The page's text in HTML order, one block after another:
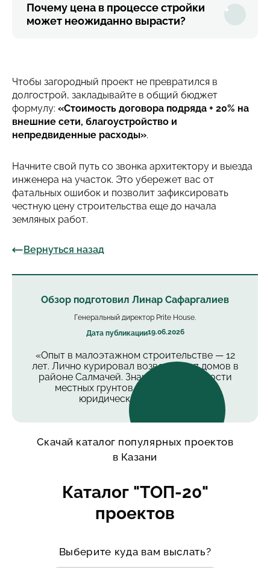
Почему цена в процессе стройки
может неожиданно вырасти?
Чтобы загородный проект не превратился в
долгострой, закладывайте в общий бюджет
формулу: «Стоимость договора подряда + 20% на
внешние сети, благоустройство и
непредвиденные расходы».
Начните свой путь со звонка архитектору и выезда
инженера на участок. Это убережет вас от
фатальных ошибок и позволит зафиксировать
честную цену строительства еще до начала
земляных работ.
Вернуться назад
Обзор подготовил Линар Сафаргалиев
Генеральный директор Prite House.
Дата публикации19.06.2026
«Опыт в малоэтажном строительстве — 12
лет. Лично курировал возведение 7 домов в
районе Салмачей. Знаю все особенности
местных грунтов, коммуникаций и
юридических нюансов».
Скачай каталог популярных проектов
в Казани
Каталог "ТОП-20"
проектов
Выберите куда вам выслать?